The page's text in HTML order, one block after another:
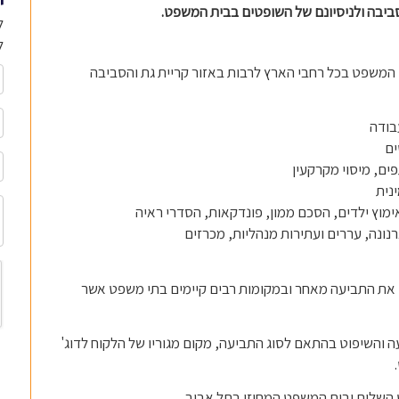
ולניסיונם של השופטים בבית המשפט.
המשפט בכל רחבי הארץ לרבות באזור קריית גת והסביבה
מיסוי מקרקעין
ילדים, הסכם ממון, פונדקאות, הסדרי ראיה
עררים ועתירות מנהליות, מכרזים
את התביעה מאחר ובמקומות רבים קיימים בתי משפט אשר
בהתאם לסוג התביעה, מקום מגוריו של הלקוח לדוג'